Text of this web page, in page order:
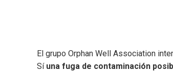
El grupo Orphan Well Association
Síuna fuga de contaminación